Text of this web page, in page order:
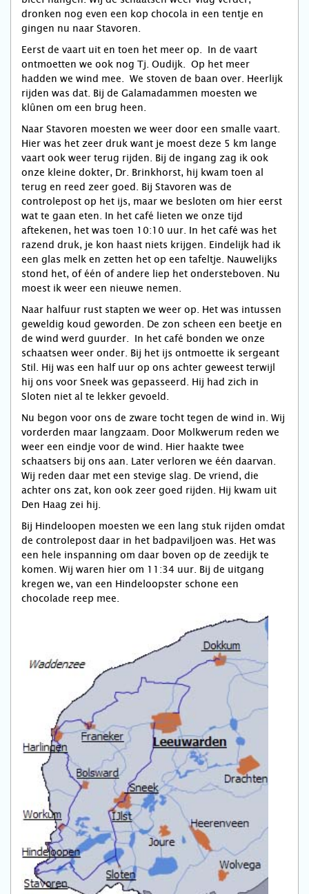
dronken nog even een kop chocola in een tentje en
gingen nu naar Stavoren.
Eerst de vaart uit en toen het meer op. In de vaart
ontmoetten we ook nog Tj. Oudijk. Op het meer
hadden we wind mee. We stoven de baan over. Heerlijk
rijden was dat. Bij de Galamadammen moesten we
klûnen om een brug heen.
Naar Stavoren moesten we weer door een smalle vaart.
Hier was het zeer druk want je moest deze 5 km lange
vaart ook weer terug rijden. Bij de ingang zag ik ook
onze kleine dokter, Dr. Brinkhorst, hij kwam toen al
terug en reed zeer goed. Bij Stavoren was de
controlepost op het ijs, maar we besloten om hier eerst
wat te gaan eten. In het café lieten we onze tijd
aftekenen, het was toen 10:10 uur. In het café was het
razend druk, je kon haast niets krijgen. Eindelijk had ik
een glas melk en zetten het op een tafeltje. Nauwelijks
stond het, of één of andere liep het ondersteboven. Nu
moest ik weer een nieuwe nemen.
Naar halfuur rust stapten we weer op. Het was intussen
geweldig koud geworden. De zon scheen een beetje en
de wind werd guurder. In het café bonden we onze
schaatsen weer onder. Bij het ijs ontmoette ik sergeant
Stil. Hij was een half uur op ons achter geweest terwijl
hij ons voor Sneek was gepasseerd. Hij had zich in
Sloten niet al te lekker gevoeld.
Nu begon voor ons de zware tocht tegen de wind in. Wij
vorderden maar langzaam. Door Molkwerum reden we
weer een eindje voor de wind. Hier haakte twee
schaatsers bij ons aan. Later verloren we één daarvan.
Wij reden daar met een stevige slag. De vriend, die
achter ons zat, kon ook zeer goed rijden. Hij kwam uit
Den Haag zei hij.
Bij Hindeloopen moesten we een lang stuk rijden omdat
de controlepost daar in het badpaviljoen was. Het was
een hele inspanning om daar boven op de zeedijk te
komen. Wij waren hier om 11:34 uur. Bij de uitgang
kregen we, van een Hindeloopster schone een
chocolade reep mee.